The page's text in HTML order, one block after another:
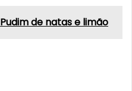
Pudim de natas e limão